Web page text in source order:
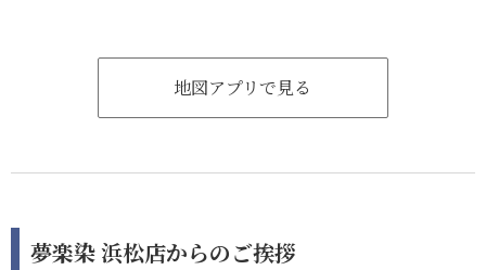
地図アプリで見る
夢楽染 浜松店からのご挨拶